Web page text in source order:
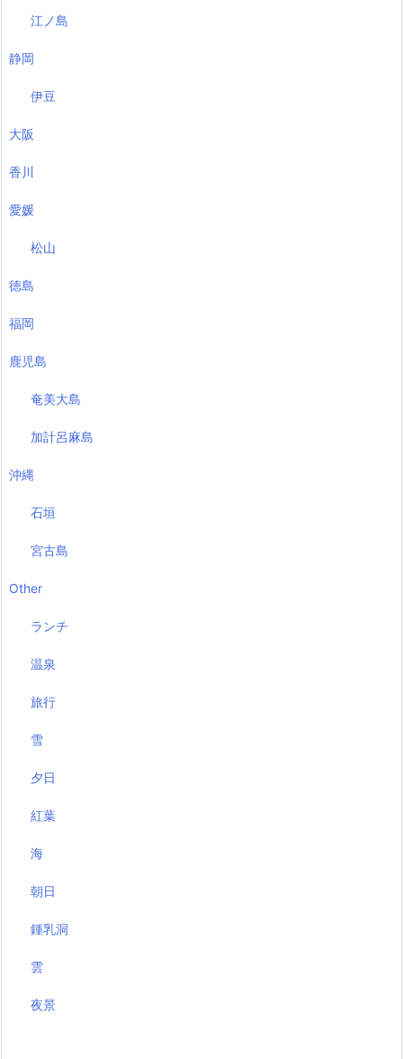
江ノ島
静岡
伊豆
大阪
香川
愛媛
松山
徳島
福岡
鹿児島
奄美大島
加計呂麻島
沖縄
石垣
宮古島
Other
ランチ
温泉
旅行
雪
夕日
紅葉
海
朝日
鍾乳洞
雲
夜景